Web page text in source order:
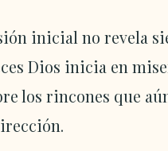
inicial no revela
Dios inicia en
los rincones que